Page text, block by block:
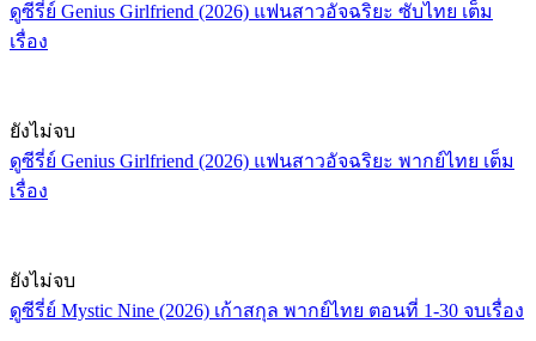
ดูซีรี่ย์ Genius Girlfriend (2026) แฟนสาวอัจฉริยะ ซับไทย เต็ม
เรื่อง
ยังไม่จบ
ดูซีรี่ย์ Genius Girlfriend (2026) แฟนสาวอัจฉริยะ พากย์ไทย เต็ม
เรื่อง
ยังไม่จบ
ดูซีรี่ย์ Mystic Nine (2026) เก้าสกุล พากย์ไทย ตอนที่ 1-30 จบเรื่อง